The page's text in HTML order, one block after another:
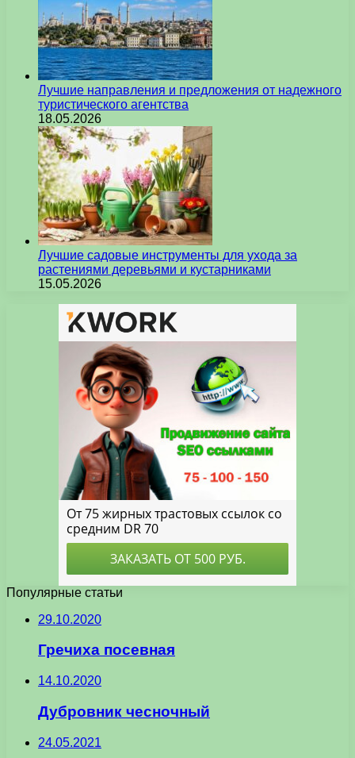
Лучшие направления и предложения от надежного
туристического агентства
18.05.2026
Лучшие садовые инструменты для ухода за
растениями деревьями и кустарниками
15.05.2026
Популярные статьи
29.10.2020
Гречиха посевная
14.10.2020
Дубровник чесночный
24.05.2021